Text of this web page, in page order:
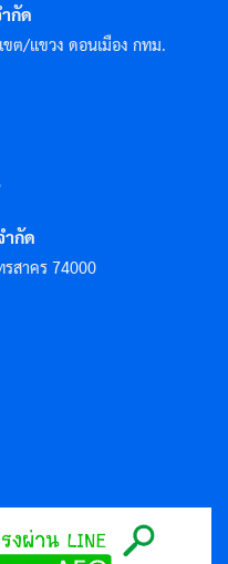
กัด
ต/แขวง ดอนเมือง กทม.
กัด
สาคร 74000